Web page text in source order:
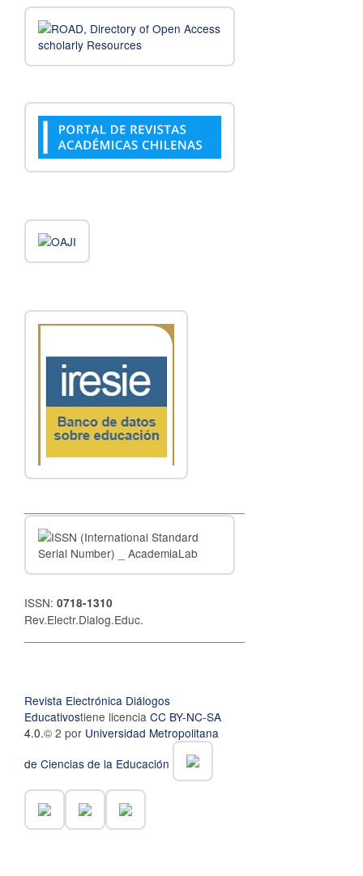
ISSN: 0718-1310
Rev.Electr.Dialog.Educ.
Revista Electrónica Diálogos
Educativostiene licencia CC BY-NC-SA
4.0.© 2 por Universidad Metropolitana
de Ciencias de la Educación